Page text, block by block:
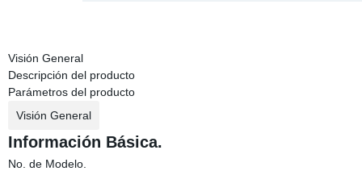
Visión General
Descripción del producto
Parámetros del producto
Visión General
Información Básica.
No. de Modelo.